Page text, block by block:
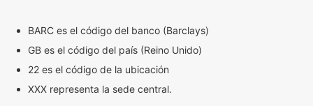
BARC es el código del banco (Barclays)
GB es el código del país (Reino Unido)
22 es el código de la ubicación
XXX representa la sede central.